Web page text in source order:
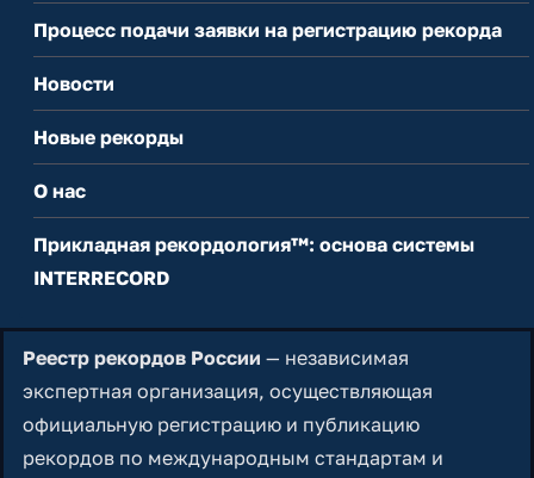
Процесс подачи заявки на регистрацию рекорда
Новости
Новые рекорды
О нас
Прикладная рекордология™: основа системы
INTERRECORD
Реестр рекордов России — независимая
экспертная организация, осуществляющая
официальную регистрацию и публикацию
рекордов по международным стандартам и